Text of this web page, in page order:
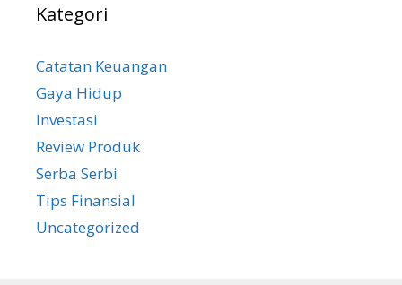
Kategori
Catatan Keuangan
Gaya Hidup
Investasi
Review Produk
Serba Serbi
Tips Finansial
Uncategorized